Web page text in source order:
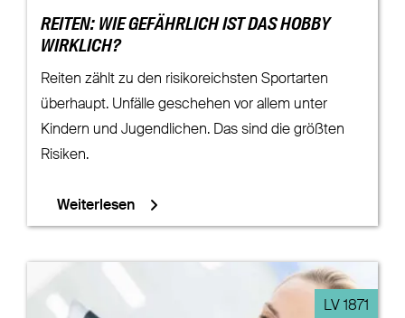
REITEN: WIE GEFÄHRLICH IST DAS HOBBY
WIRKLICH?
Reiten zählt zu den risikoreichsten Sportarten
überhaupt. Unfälle geschehen vor allem unter
Kindern und Jugendlichen. Das sind die größten
Risiken.
Weiterlesen
LV 1871